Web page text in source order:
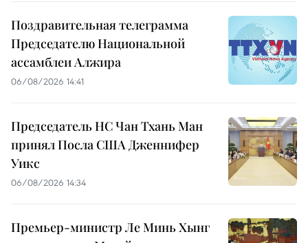
Поздравительная телеграмма
Председателю Национальной
ассамблеи Алжира
06/08/2026 14:41
Председатель НС Чан Тхань Ман
принял Посла США Дженнифер
Уикс
06/08/2026 14:34
Премьер-министр Ле Минь Хынг